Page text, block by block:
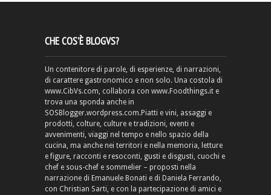
CHE COS’È BLOGVS?
Un contenitore di parole, di esperienze, di narrazioni,
di carattere gastronomico e non solo. Una costola di
www.CibVs.com, collabora con www.Foodthings.it e
trova una sponda anche in
SOSBlogger.wordpress.com.Piatti e vini, assaggi e
prodotti, colture, culture e tradizioni, eventi e
avvenimenti, viaggi nel tempo e nello spazio della
cucina, ma anche nei territori e nella memoria, letture
e figure, racconti e resoconti, gusti e disgusti, cuochi e
chef e sous-chef e sommelier – proposti nella
narrazione di Emanuele Bonati e di Daniela Ferrando,
con Christian Sarti, e con la partecipazione di amici e